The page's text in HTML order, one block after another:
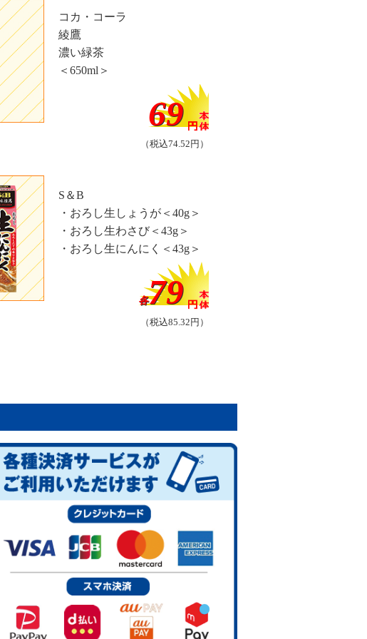
コカ・コーラ
綾鷹
濃い緑茶
＜650ml＞
69
（税込74.52円）
S＆B
・おろし生しょうが＜40g＞
・おろし生わさび＜43g＞
・おろし生にんにく＜43g＞
各79
（税込85.32円）